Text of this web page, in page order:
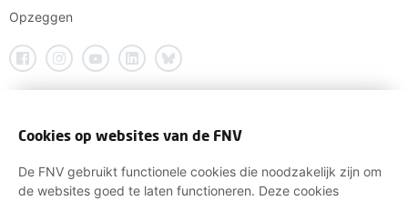
Opzeggen
Cookies op websites van de FNV
De FNV gebruikt functionele cookies die noodzakelijk zijn om
de websites goed te laten functioneren. Deze cookies